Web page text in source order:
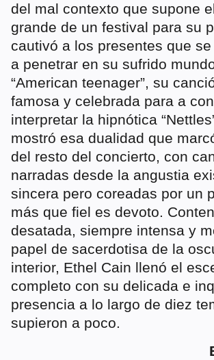
del mal contexto que supone
grande de un festival para su
cautivó a los presentes que
a penetrar en su sufrido
“American teenager”, su
famosa y celebrada para a
interpretar la hipnótica
mostró esa dualidad que
del resto del concierto, con
narradas desde la angustia
sincera pero coreadas por un
más que fiel es devoto.
desatada, siempre intensa y
papel de sacerdotisa de la
interior, Ethel Cain llenó el
completo con su delicada e
presencia a lo largo de diez
supieron a poco.